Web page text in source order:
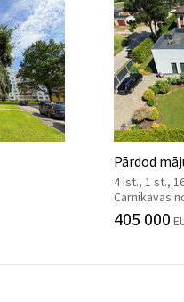
Pārdod
4 ist., 1 st.,
Carnikavas
405 000